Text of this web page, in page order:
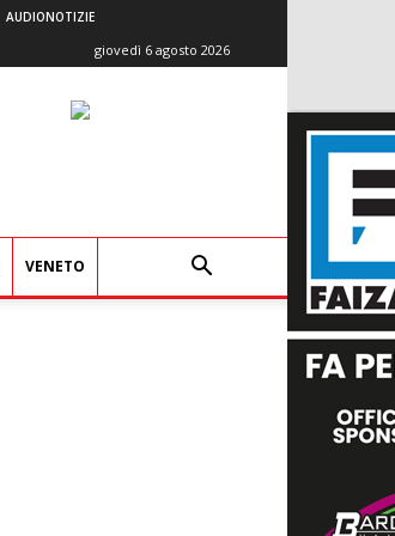
AUDIONOTIZIE
giovedì 6 agosto 2026
VENETO